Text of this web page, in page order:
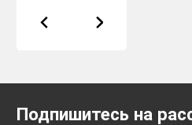
Подпишитесь на